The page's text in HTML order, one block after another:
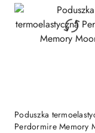
obniżką
Poduszka
Perdormire Memory